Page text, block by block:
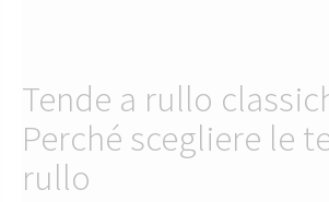
Tende a rullo
Perché scegliere le
rullo